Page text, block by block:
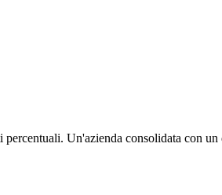
Un'azienda consolidata con